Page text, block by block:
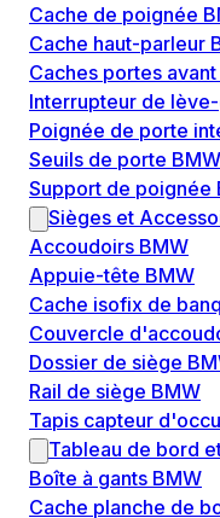
Cache de poignée
Cache haut-parleur
Caches portes
Interrupteur de
Poignée de porte
Seuils de porte BMW
Support de poignée
Sièges et
Accoudoirs BMW
Appuie-tête BMW
Cache isofix de
Couvercle
Dossier de siège
Rail de siège BMW
Tapis capteur
Tableau de bord
Boîte à gants BMW
Cache planche de